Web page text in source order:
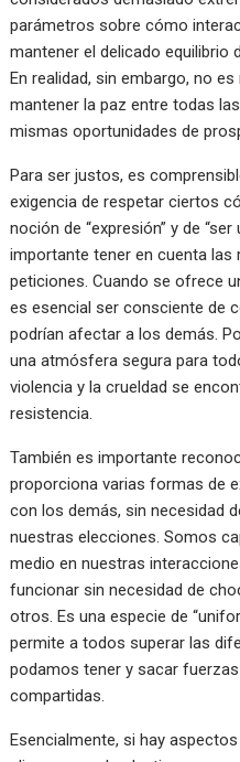
parámetros sobre cómo
mantener el delicado
En realidad, sin embargo, no
mantener la paz entre todas
mismas oportunidades de
Para ser justos, es
exigencia de respetar ciertos
noción de “expresión” y de
importante tener en cuenta
peticiones. Cuando se ofrece
es esencial ser consciente de
podrían afectar a los demás.
una atmósfera segura para
violencia y la crueldad se
resistencia.
También es importante
proporciona varias formas de
con los demás, sin necesidad
nuestras elecciones. Somos
medio en nuestras
funcionar sin necesidad de
otros. Es una especie de
permite a todos superar las
podamos tener y sacar
compartidas.
Esencialmente, si hay